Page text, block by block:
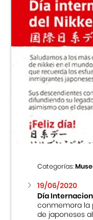
Categorías:
19/06/2020
Día
conmemora la
de japoneses